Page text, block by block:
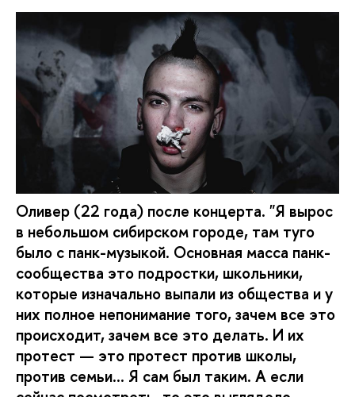
Оливер (22 года) после концерта. "Я вырос
в небольшом сибирском городе, там туго
было с панк-музыкой. Основная масса панк-
сообщества это подростки, школьники,
которые изначально выпали из общества и у
них полное непонимание того, зачем все это
происходит, зачем все это делать. И их
протест — это протест против школы,
против семьи... Я сам был таким. А если